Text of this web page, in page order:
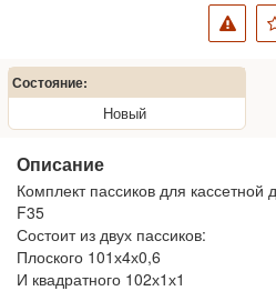
Состояние:
Новый
Описание
Комплект пассиков для кассетной
F35
Состоит из двух пассиков:
Плоского 101х4х0,6
И квадратного 102х1х1